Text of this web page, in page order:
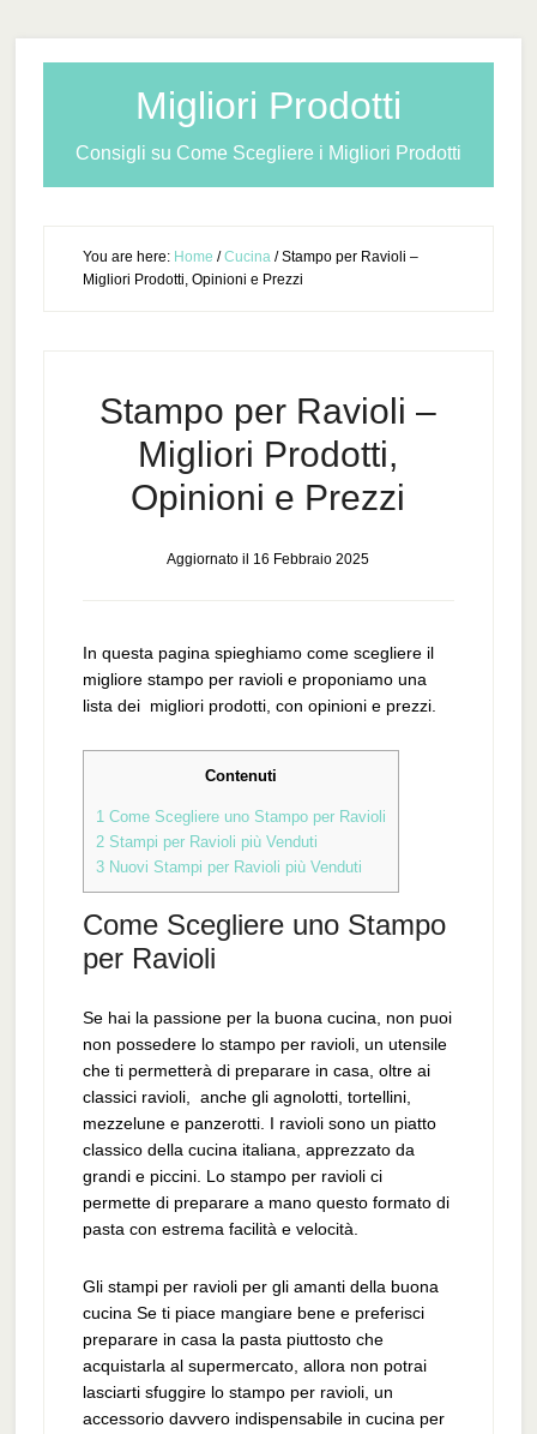
Migliori Prodotti
Consigli su Come Scegliere i Migliori Prodotti
You are here: Home / Cucina /Stampo per Ravioli –
Migliori Prodotti, Opinioni e Prezzi
Stampo per Ravioli –
Migliori Prodotti,
Opinioni e Prezzi
Aggiornato il 16 Febbraio 2025
In questa pagina spieghiamo come scegliere il
migliore stampo per ravioli e proponiamo una
lista dei migliori prodotti, con opinioni e prezzi.
Contenuti
1Come Scegliere uno Stampo per Ravioli
2Stampi per Ravioli più Venduti
3Nuovi Stampi per Ravioli più Venduti
Come Scegliere uno Stampo
per Ravioli
Se hai la passione per la buona cucina, non puoi
non possedere lo stampo per ravioli, un utensile
che ti permetterà di preparare in casa, oltre ai
classici ravioli, anche gli agnolotti, tortellini,
mezzelune e panzerotti. I ravioli sono un piatto
classico della cucina italiana, apprezzato da
grandi e piccini. Lo stampo per ravioli ci
permette di preparare a mano questo formato di
pasta con estrema facilità e velocità.
Gli stampi per ravioli per gli amanti della buona
cucina Se ti piace mangiare bene e preferisci
preparare in casa la pasta piuttosto che
acquistarla al supermercato, allora non potrai
lasciarti sfuggire lo stampo per ravioli, un
accessorio davvero indispensabile in cucina per